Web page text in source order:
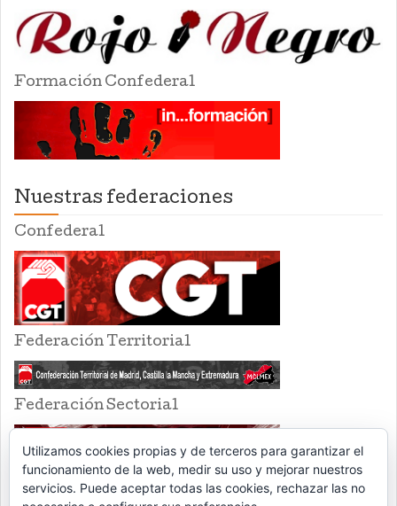
Formación Confederal
Nuestras federaciones
Confederal
Federación Territorial
Federación Sectorial
Utilizamos cookies propias y de terceros para garantizar el
funcionamiento de la web, medir su uso y mejorar nuestros
servicios. Puede aceptar todas las cookies, rechazar las no